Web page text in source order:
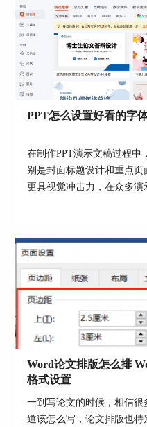
图5：不同的模
如图6所示，在导入模
计”选项卡，导入模板
PPT怎么设置好看的字
在制作PPT演示文稿过程中
别是封面标题设计和重点
更具视觉冲击力，在众多
享一下PPT怎么设置好看的
炫酷效果。...
Word论文排版怎么排
格式设置
一到写论文的时候，相信
道该怎么写，论文排版也特